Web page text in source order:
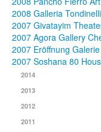
2008 Galleria
2007 Givatayim
2007 Agora Gallery
2007 Eröffnung
2007 Soshana 80
2014
2013
2012
2011